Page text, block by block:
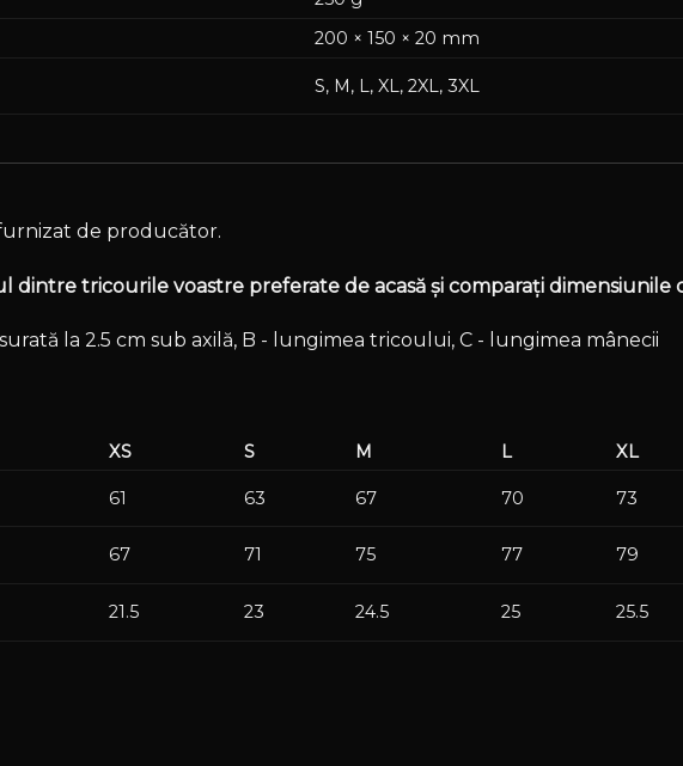
200 × 150 × 20 mm
S, M, L, XL, 2XL, 3XL
de producător.
dintre tricourile voastre preferate de acasă și comparați dimensiunile
la 2.5 cm sub axilă, B - lungimea tricoului, C - lungimea mânecii
XS S M L XL
61 63 67 70 73
67 71 75 77 79
21.5 23 24.5 25 25.5